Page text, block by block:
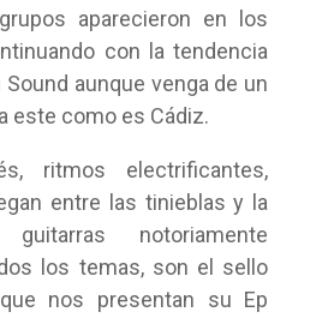
aparecieron en los
con la tendencia
aunque venga de un
este como es Cádiz.
ritmos electrificantes,
entre las tinieblas y la
notoriamente
los temas, son el sello
nos presentan su Ep